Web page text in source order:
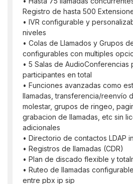
Registro de hasta 500
• IVR configurable y
niveles
• Colas de Llamados y Grupos
configurables con multiples
• 5 Salas de AudioConferencias
participantes en total
• Funciones avanzadas como
llamadas, transferencia/reenvío
molestar, grupos de ringeo,
grabacion de llamadas, etc sin
adicionales
• Directorio de contactos LDAP
• Registros de llamadas (CDR)
• Plan de discado flexible y
• Ruteo de llamadas
entre pbx ip sip